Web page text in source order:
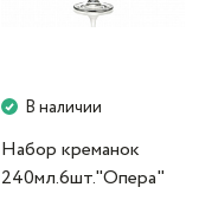
В наличии
Набор креманок
240мл.6шт."Опера"